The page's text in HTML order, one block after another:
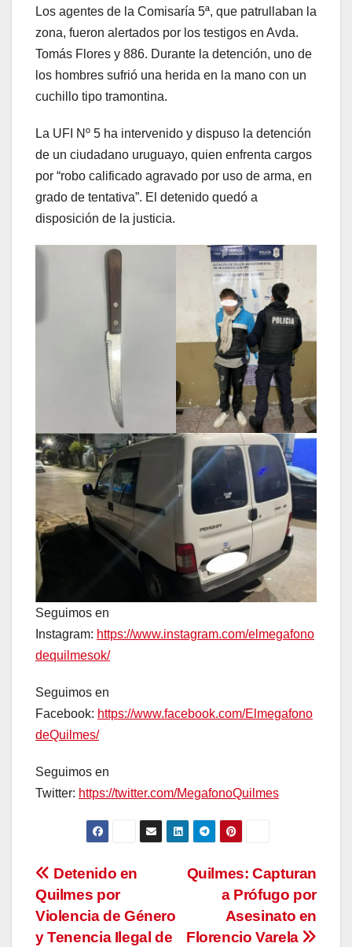
Los agentes de la Comisaría 5ª, que patrullaban la
zona, fueron alertados por los testigos en Avda.
Tomás Flores y 886. Durante la detención, uno de
los hombres sufrió una herida en la mano con un
cuchillo tipo tramontina.
La UFI Nº 5 ha intervenido y dispuso la detención
de un ciudadano uruguayo, quien enfrenta cargos
por “robo calificado agravado por uso de arma, en
grado de tentativa”. El detenido quedó a
disposición de la justicia.
Seguimos en
Instagram: https://www.instagram.com/elmegafono
dequilmesok/
Seguimos en
Facebook: https://www.facebook.com/Elmegafono
deQuilmes/
Seguimos en
Twitter: https://twitter.com/MegafonoQuilmes
Navegación
de
Quilmes: Capturan
a Prófugo por
Asesinato en
Florencio Varela
Detenido en
Quilmes por
Violencia de Género
y Tenencia Ilegal de